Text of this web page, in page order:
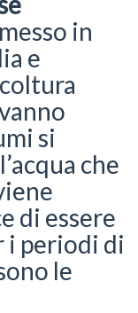
in
e
si
che
di essere
i periodi di
le